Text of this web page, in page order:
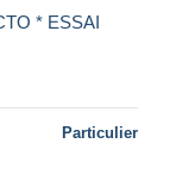
* ESSAI
Particulier